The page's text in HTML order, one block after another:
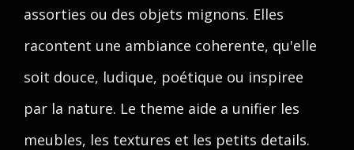
assorties ou des objets mignons. Elles
racontent une ambiance coherente, qu'elle
soit douce, ludique, poétique ou inspiree
par la nature. Le theme aide a unifier les
meubles, les textures et les petits details.